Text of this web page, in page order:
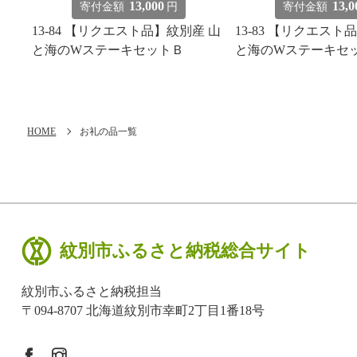
寄付金額 13,000 円
13-84 【リクエスト品】紋別産 山
と海のWステーキセットＢ
寄付金額
13-83 【リクエスト
と海のWステーキセ
HOME お礼の品一覧
紋別市ふるさと納税総合サイト
紋別市ふるさと納税担当
〒094-8707 北海道紋別市幸町2丁目1番18号